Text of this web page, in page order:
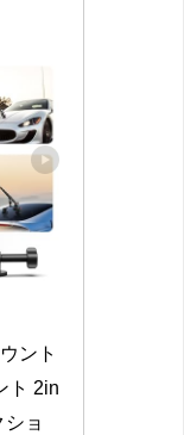
ント
ト 2in
ョ